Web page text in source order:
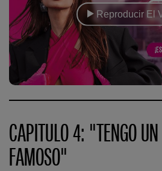
Reproducir El
CAPITULO 4: "TENGO
FAMOSO"